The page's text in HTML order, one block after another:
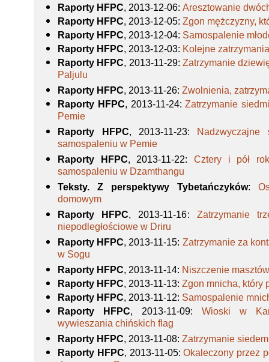
Raporty HFPC, 2013-12-06:Aresztowanie
Raporty HFPC, 2013-12-05:Zgon mężczyzny,
Raporty HFPC, 2013-12-04: Samospalenie
Raporty HFPC, 2013-12-03: Kolejne
Raporty HFPC, 2013-11-29: Zatrzymanie
Paljulu
Raporty HFPC, 2013-11-26:Zwolnienia,
Raporty HFPC, 2013-11-24:Zatrzymanie
Pemie
Raporty HFPC, 2013-11-23: Nadzwyczajne
samospaleniu w Pemie
Raporty HFPC, 2013-11-22:Cztery i pół
samospaleniu w Dzamthangu
Teksty. Z perspektywy Tybetańczyków:
domowym
Raporty HFPC, 2013-11-16: Zatrzymanie
niepodległościowe w Driru
Raporty HFPC, 2013-11-15: Zatrzymanie za
w Sogu
Raporty HFPC, 2013-11-14: Niszczenie
Raporty HFPC, 2013-11-13:Zgon mnicha, który
Raporty HFPC, 2013-11-12: Samospalenie
Raporty HFPC, 2013-11-09:Wioski w
wywieszania chińskich flag
Raporty HFPC, 2013-11-08:Zatrzymanie
Raporty HFPC, 2013-11-05:Okaleczony przez